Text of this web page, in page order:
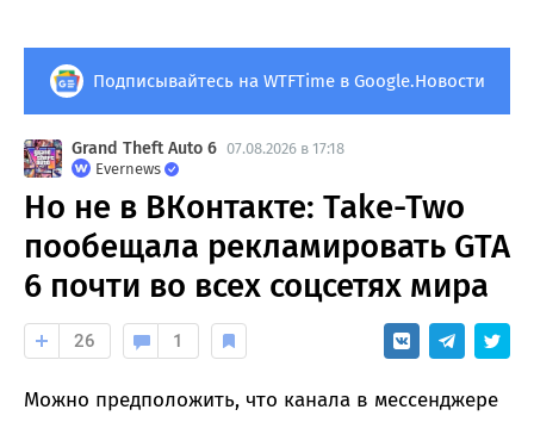
Подписывайтесь на WTFTime в Google.Новости
Grand Theft Auto 6 07.08.2026 в 17:18
Evernews
Но не в ВКонтакте: Take-Two
пообещала рекламировать GTA
6 почти во всех соцсетях мира
26 1
Можно предположить, что канала в мессенджере